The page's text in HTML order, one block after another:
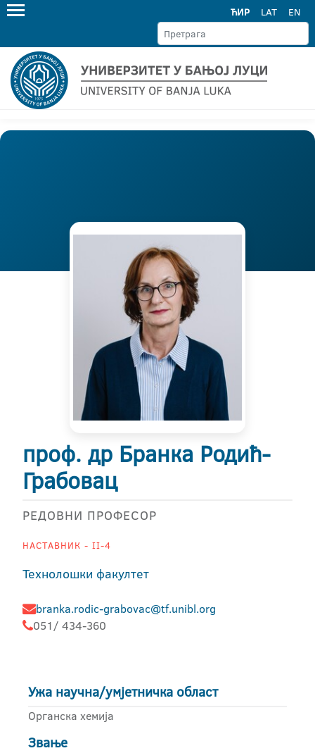
ЋИР LAT EN
проф. др Бранка Родић-
Грабовац
РЕДОВНИ ПРОФЕСОР
НАСТАВНИК - II-4
Технолошки факултет
branka.rodic-grabovac@tf.unibl.org
051/ 434-360
Ужа научна/умјетничка област
Органска хемија
Звање